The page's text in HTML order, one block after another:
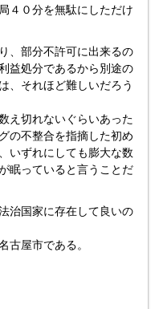
４０分を無駄にしただけ
、部分不許可に出来るの
益処分であるから別途の
、それほど難しいだろう
え切れないぐらいあった
の不整合を指摘した初め
いずれにしても膨大な数
眠っていると言うことだ
治国家に存在して良いの
古屋市である。